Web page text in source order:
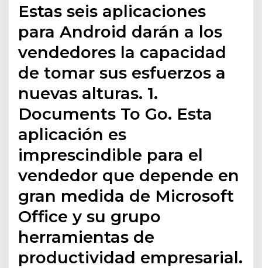
Estas seis aplicaciones
para Android darán a los
vendedores la capacidad
de tomar sus esfuerzos a
nuevas alturas. 1.
Documents To Go. Esta
aplicación es
imprescindible para el
vendedor que depende en
gran medida de Microsoft
Office y su grupo
herramientas de
productividad empresarial.